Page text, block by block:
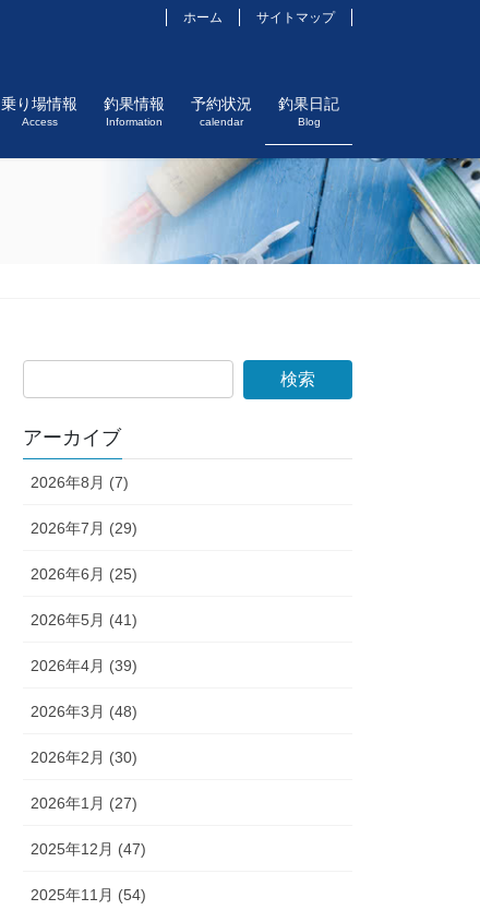
ホーム サイトマップ
乗り場情報
Access
釣果情報
Information
予約状況
calendar
釣果日記
Blog
アーカイブ
2026年8月 (7)
2026年7月 (29)
2026年6月 (25)
2026年5月 (41)
2026年4月 (39)
2026年3月 (48)
2026年2月 (30)
2026年1月 (27)
2025年12月 (47)
2025年11月 (54)